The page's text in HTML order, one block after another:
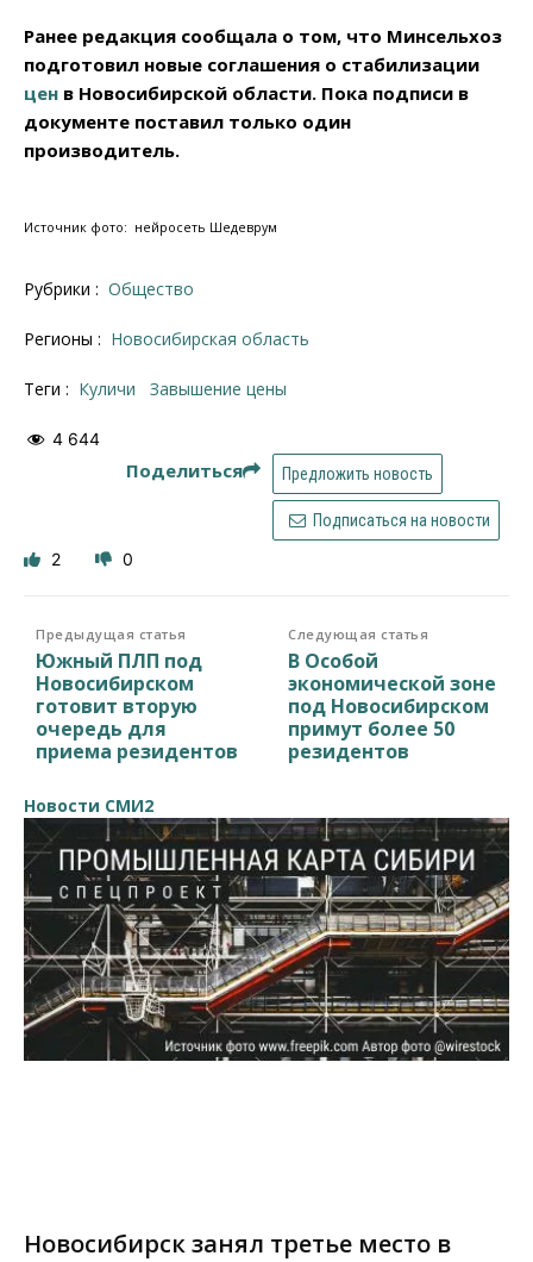
Ранее редакция сообщала о том, что Минсельхоз
подготовил новые соглашения о стабилизации
цен в Новосибирской области. Пока подписи в
документе поставил только один
производитель.
Источник фото: нейросеть Шедеврум
Рубрики : Общество
Регионы : Новосибирская область
Теги : куличи завышение цены
4 644
Поделиться Предложить новость
Подписаться на новости
2 0
Предыдущая статья
Южный ПЛП под
Новосибирском
готовит вторую
очередь для
приема резидентов
Следующая статья
В Особой
экономической зоне
под Новосибирском
примут более 50
резидентов
Новости СМИ2
Новосибирск занял третье место в